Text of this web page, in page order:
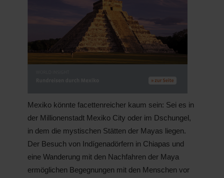
Mexiko könnte facettenreicher kaum sein: Sei es in
der Millionenstadt Mexiko City oder im Dschungel,
in dem die mystischen Stätten der Mayas liegen.
Der Besuch von Indígenadörfern in Chiapas und
eine Wanderung mit den Nachfahren der Maya
ermöglichen Begegnungen mit den Menschen vor